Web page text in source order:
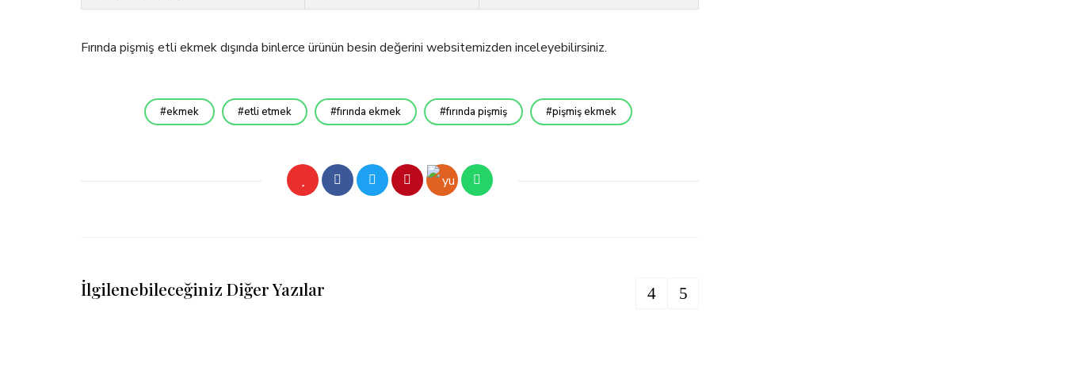
Fırında pişmiş etli ekmek dışında binlerce ürünün besin değerini websitemizden inceleyebilirsiniz.
ekmek etli etmek fırında ekmek fırında pişmiş pişmiş ekmek
İlgilenebileceğiniz Diğer Yazılar